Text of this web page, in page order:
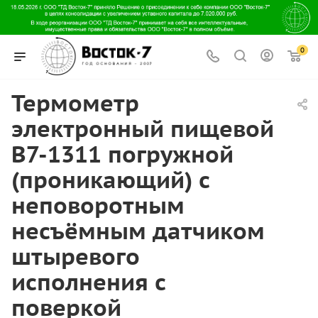
0
Термометр
электронный пищевой
В7-1311 погружной
(проникающий) с
неповоротным
несъёмным датчиком
штыревого
исполнения с
поверкой